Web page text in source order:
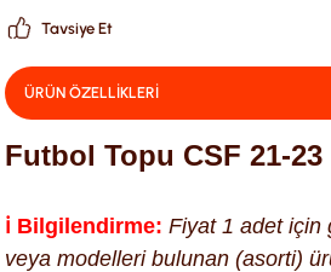
Tavsiye Et
ÜRÜN ÖZELLİKLERİ
Futbol Topu CSF 21-23
ℹ️ Bilgilendirme: Fiyat 1 adet için
veya modelleri bulunan (asorti)